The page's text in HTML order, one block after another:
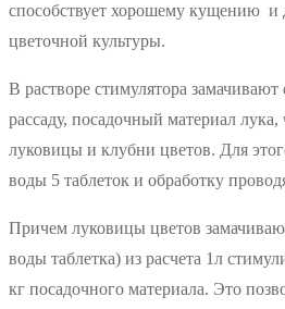
способствует хорошему кущению и
цветочной культуры.
В растворе стимулятора
рассаду, посадочный материал лука,
луковицы и клубни цветов. Для
воды 5 таблеток и обработку
Причем луковицы цветов
воды таблетка) из расчета 1л
кг посадочного материала. Это